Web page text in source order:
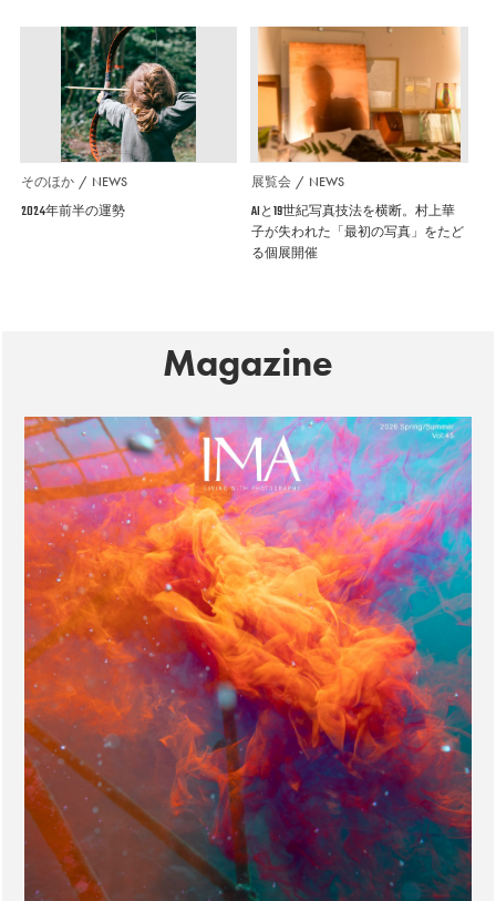
そのほか NEWS
2024年前半の運勢
展覧会 NEWS
AIと19世紀写真技法を横断。村上華
子が失われた「最初の写真」をたど
る個展開催
Magazine